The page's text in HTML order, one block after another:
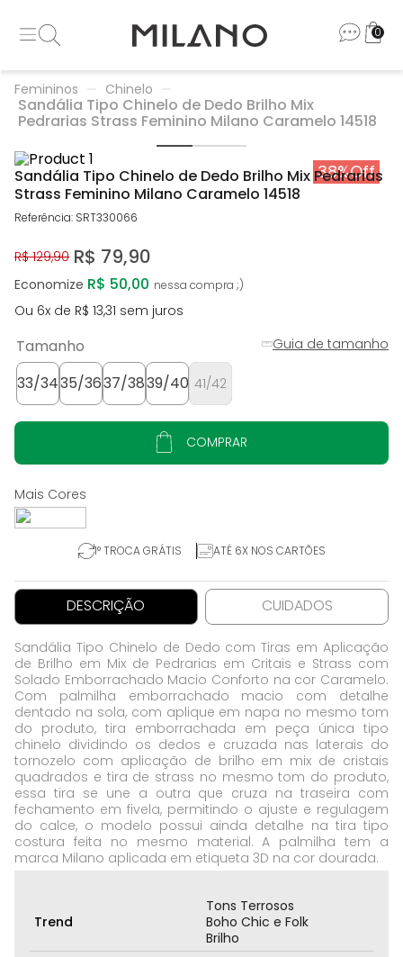
0
Femininos Chinelo
Sandália Tipo Chinelo de Dedo Brilho Mix
Pedrarias Strass Feminino Milano Caramelo 14518
38%Off
Sandália Tipo Chinelo de Dedo Brilho Mix Pedrarias
Strass Feminino Milano Caramelo 14518
Referência: SRT330066
R$ 129,90 R$ 79,90
Economize R$ 50,00
Ou 6x de R$ 13,31 sem juros
Tamanho
33/3435/3637/3839/40 41/42
Guia de tamanho
COMPRAR
1° TROCA GRÁTIS ATÉ 6X NOS CARTÕES
DESCRIÇÃO CUIDADOS
Sandália Tipo Chinelo de Dedo com Tiras em Aplicação
de Brilho em Mix de Pedrarias em Critais e Strass com
Solado Emborrachado Macio Conforto na cor Caramelo.
Com palmilha emborrachado macio com detalhe
dentado na sola, com aplique em napa no mesmo tom
do produto, tira emborrachada em peça única tipo
chinelo dividindo os dedos e cruzada nas laterais do
tornozelo com aplicação de brilho em mix de cristais
quadrados e tira de strass no mesmo tom do produto,
essa tira se une a outra que cruza na traseira com
fechamento em fivela, permitindo o ajuste e regulagem
do calce, o modelo possui ainda detalhe na tira tipo
costura feita no mesmo material. A palmilha tem a
marca Milano aplicada em etiqueta 3D na cor dourada.
Trend
Tons Terrosos
Boho Chic e Folk
Brilho